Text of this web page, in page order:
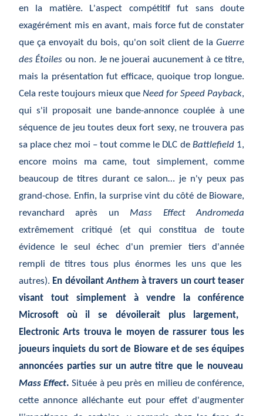
en la matière. L'aspect compétitiffut sans doute
exagérément mis en avant, mais force fut de constater
queça envoyait du bois, qu'on soit client de laGuerre
desÉtoiles ou non. Je ne jouerai aucunementà ce titre,
mais la présentation fut efficace, quoique trop longue.
Cela reste toujours mieux que Need for Speed Payback,
qui s'il proposait une bande-annonce couplée à une
séquence de jeu toutes deux fort sexy, ne trouvera pas
sa place chez moi – tout comme le DLC de Battlefield 1,
encore moins ma came, tout simplement, comme
beaucoup de titres durant ce salon… je n'y peux pas
grand-chose. Enfin, la surprise vint du côté de Bioware,
revanchard après un Mass Effect Andromeda
extrêmement critiqué (et qui constitua de toute
évidence le seuléchec d'un premier tiers d'année
rempli de titres tous plus énormes les uns que les
autres). En dévoilant Anthem à travers un court teaser
visant tout simplement à vendre la conférence
Microsoft où il se dévoileraitplus largement,
Electronic Arts trouva le moyen de rassurer tous les
joueurs inquiets du sort de Bioware et de ses équipes
annoncées parties sur un autre titre que le nouveau
Mass Effect. Située à peu près en milieu de conférence,
cette annonce alléchante eut pour effet d'augmenter